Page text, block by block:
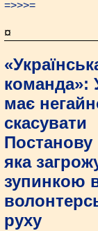
=>>>=
¤
команда»:
має
скасувати
яка
зупинкою
руху